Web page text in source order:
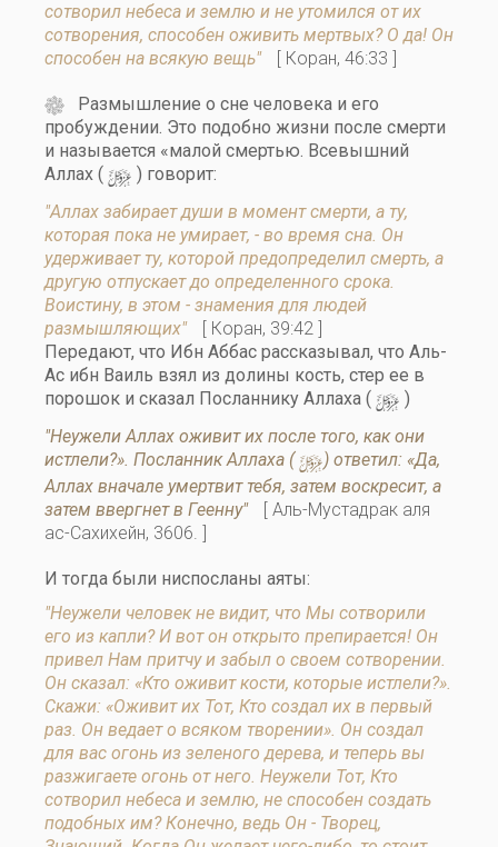
сотворил небеса и землю и не утомился от их
сотворения, способен оживить мертвых? О да! Он
способен на всякую вещь"
[ Коран, 46:33 ]
Размышление о сне человека и его
пробуждении. Это подобно жизни после смерти
и называется «малой смертью. Всевышний
Аллах ( y ) говорит:
"Аллах забирает души в момент смерти, а ту,
которая пока не умирает, - во время сна. Он
удерживает ту, которой предопределил смерть, а
другую отпускает до определенного срока.
Воистину, в этом - знамения для людей
размышляющих"
[ Коран, 39:42 ]
Передают, что Ибн Аббас рассказывал, что Аль-
Ас ибн Ваиль взял из долины кость, стер ее в
порошок и сказал Посланнику Аллаха ( y )
"Неужели Аллах оживит их после того, как они
истлели?». Посланник Аллаха (y) ответил: «Да,
Аллах вначале умертвит тебя, затем воскресит, а
затем ввергнет в Геенну"
[ Аль-Мустадрак аля
ас-Сахихейн, 3606. ]
И тогда были ниспосланы аяты:
"Неужели человек не видит, что Мы сотворили
его из капли? И вот он открыто препирается! Он
привел Нам притчу и забыл о своем сотворении.
Он сказал: «Кто оживит кости, которые истлели?».
Скажи: «Оживит их Тот, Кто создал их в первый
раз. Он ведает о всяком творении». Он создал
для вас огонь из зеленого дерева, и теперь вы
разжигаете огонь от него. Неужели Тот, Кто
сотворил небеса и землю, не способен создать
подобных им? Конечно, ведь Он - Творец,